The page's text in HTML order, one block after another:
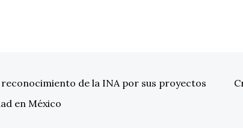
reconocimiento de la INA por sus proyectos
en México